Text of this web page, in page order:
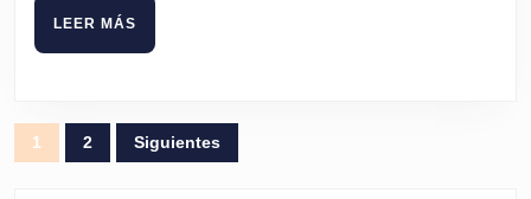
LEER MÁS
MÁS
Paginación
de
1 2 Siguientes